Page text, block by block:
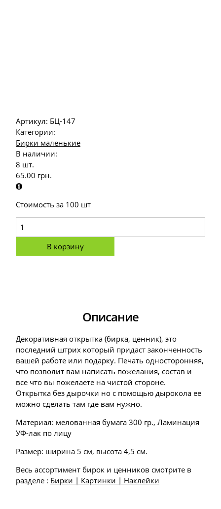
Артикул: БЦ-147
Категории:
Бирки маленькие
В наличии:
8 шт.
65.00 грн.
Стоимость за 100 шт
В корзину
Описание
Декоративная открытка (бирка, ценник), это
последний штрих который придаст законченность
вашей работе или подарку. Печать односторонняя,
что позволит вам написать пожелания, состав и
все что вы пожелаете на чистой стороне.
Открытка без дырочки но с помощью дырокола ее
можно сделать там где вам нужно.
Материал: мелованная бумага 300 гр., Ламинация
УФ-лак по лицу
Размер: ширина 5 см, высота 4,5 см.
Весь ассортимент бирок и ценников смотрите в
разделе : Бирки | Картинки | Наклейки